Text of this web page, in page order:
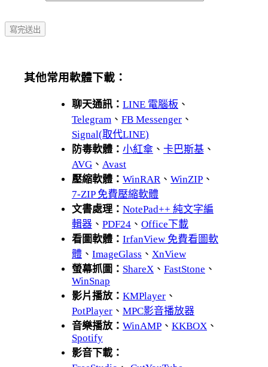
其他常用軟體下載：
聊天通訊： LINE 電腦板 、
Telegram 、 FB Messenger 、
Signal(取代LINE)
防毒軟體： 小紅傘 、 卡巴斯基 、
AVG 、 Avast
壓縮軟體： WinRAR、 WinZIP 、
7-ZIP 免費壓縮軟體
文書處理： NotePad++ 純文字編
輯器 、 PDF24 、 Office下載
看圖軟體： IrfanView 免費看圖軟
體 、 ImageGlass 、 XnView
螢幕抓圖： ShareX 、 FastStone 、
WinSnap
影片播放： KMPlayer 、
PotPlayer 、 MPC影音播放器
音樂播放： WinAMP 、 KKBOX 、
Spotify
影音下載：